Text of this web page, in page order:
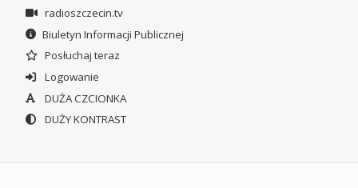
radioszczecin.tv
Biuletyn Informacji Publicznej
Posłuchaj teraz
Logowanie
DUŻA CZCIONKA
DUŻY KONTRAST